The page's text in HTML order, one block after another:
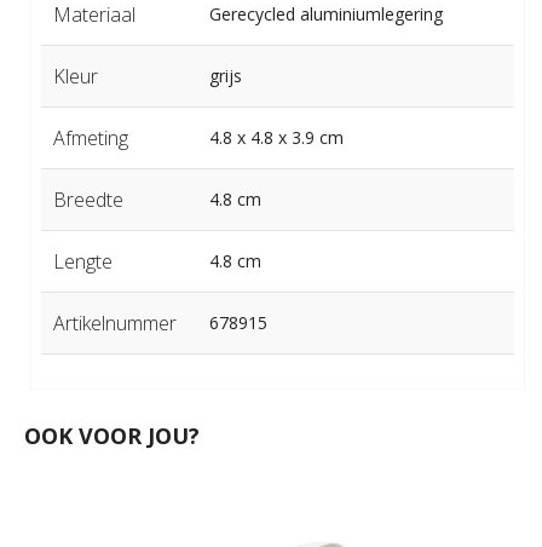
Materiaal Gerecycled aluminiumlegering
Kleur grijs
Afmeting 4.8 x 4.8 x 3.9 cm
Breedte 4.8 cm
Lengte 4.8 cm
Artikelnummer 678915
OOK VOOR JOU?